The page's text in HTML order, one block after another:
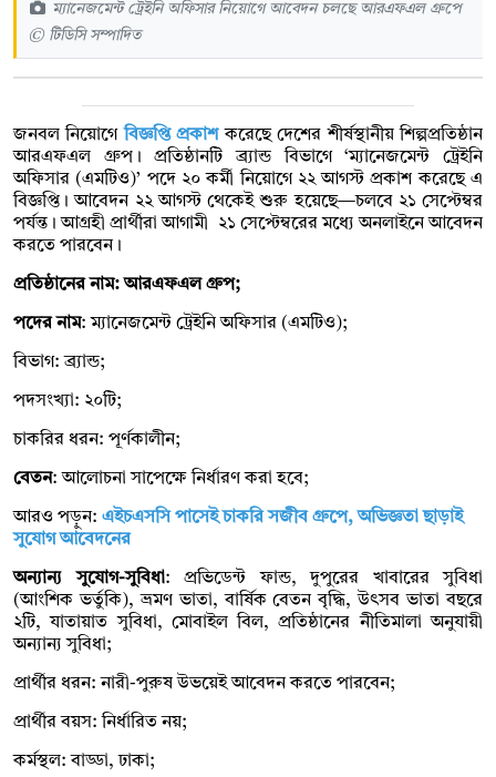
ম্যানেজমেন্ট ট্রেইনি অফিসার নিয়োগে আবেদন চলছে আরএফএল গ্রুপে
© টিডিসি সম্পাদিত
জনবল নিয়োগেবিজ্ঞপ্তি প্রকাশকরেছে দেশের শীর্ষস্থানীয় শিল্পপ্রতিষ্ঠান
আরএফএল গ্রুপ। প্রতিষ্ঠানটি ব্র্যান্ড বিভাগে ‘ম্যানেজমেন্ট ট্রেইনি
অফিসার (এমটিও)’ পদে ২০ কর্মী নিয়োগে ২২ আগস্ট প্রকাশ করেছে এ
বিজ্ঞপ্তি। আবেদন ২২ আগস্ট থেকেই শুরু হয়েছে—চলবে ২১ সেপ্টেম্বর
পর্যন্ত। আগ্রহী প্রার্থীরা আগামী ২১ সেপ্টেম্বরের মধ্যে অনলাইনে আবেদন
করতে পারবেন।
প্রতিষ্ঠানের নাম: আরএফএল গ্রুপ;
পদের নাম: ম্যানেজমেন্ট ট্রেইনি অফিসার (এমটিও);
বিভাগ: ব্র্যান্ড;
পদসংখ্যা: ২০টি;
চাকরির ধরন: পূর্ণকালীন;
বেতন: আলোচনা সাপেক্ষে নির্ধারণ করা হবে;
আরও পড়ুন: এইচএসসি পাসেই চাকরি সজীব গ্রুপে, অভিজ্ঞতা ছাড়াই
সুযোগ আবেদনের
অন্যান্য সুযোগ-সুবিধা: প্রভিডেন্ট ফান্ড, দুপুরের খাবারের সুবিধা
(আংশিক ভর্তুকি), ভ্রমণ ভাতা, বার্ষিক বেতন বৃদ্ধি, উৎসব ভাতা বছরে
২টি, যাতায়াত সুবিধা, মোবাইল বিল, প্রতিষ্ঠানের নীতিমালা অনুযায়ী
অন্যান্য সুবিধা;
প্রার্থীর ধরন: নারী-পুরুষ উভয়েই আবেদন করতে পারবেন;
প্রার্থীর বয়স: নির্ধারিত নয়;
কর্মস্থল: বাড্ডা, ঢাকা;